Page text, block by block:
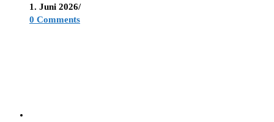
1. Juni 2026/
0 Comments